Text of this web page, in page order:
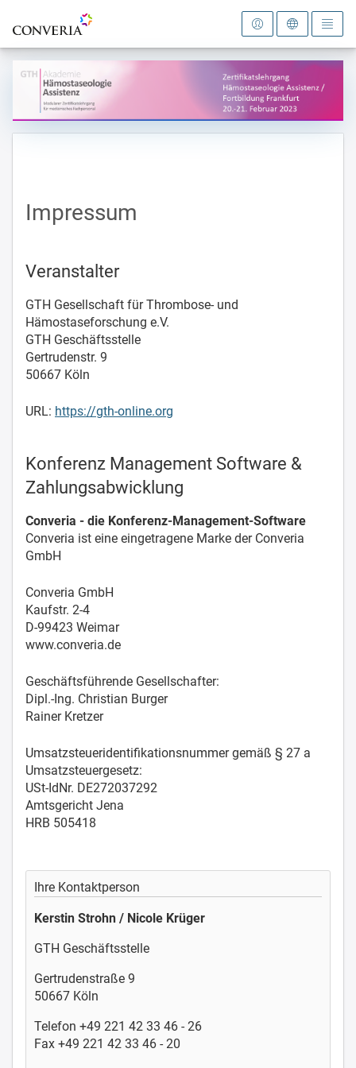
Zur Startseite
Impressum
Veranstalter
GTH Gesellschaft für Thrombose- und
Hämostaseforschung e.V.
GTH Geschäftsstelle
Gertrudenstr. 9
50667 Köln
URL: https://gth-online.org
Konferenz Management Software &
Zahlungsabwicklung
Converia - die Konferenz-Management-Software
Converia ist eine eingetragene Marke der Converia
GmbH
Converia GmbH
Kaufstr. 2-4
D-99423 Weimar
www.converia.de
Geschäftsführende Gesellschafter:
Dipl.-Ing. Christian Burger
Rainer Kretzer
Umsatzsteueridentifikationsnummer gemäß § 27 a
Umsatzsteuergesetz:
USt-IdNr. DE272037292
Amtsgericht Jena
HRB 505418
Ihre Kontaktperson
Kerstin Strohn / Nicole Krüger
GTH Geschäftsstelle
Gertrudenstraße 9
50667 Köln
Telefon +49 221 42 33 46 - 26
Fax +49 221 42 33 46 - 20